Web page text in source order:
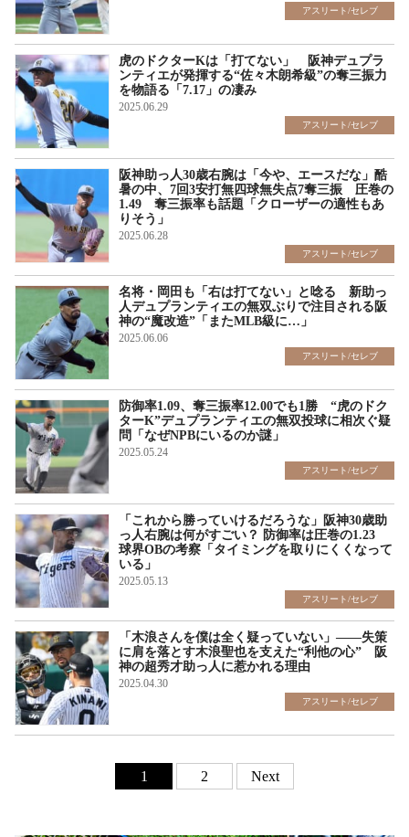
アスリート/セレブ
虎のドクターKは「打てない」 阪神デュプラ
ンティエが発揮する“佐々木朗希級”の奪三振力
を物語る「7.17」の凄み
2025.06.29
アスリート/セレブ
阪神助っ人30歳右腕は「今や、エースだな」酷
暑の中、7回3安打無四球無失点7奪三振 圧巻の
1.49 奪三振率も話題「クローザーの適性もあ
りそう」
2025.06.28
アスリート/セレブ
名将・岡田も「右は打てない」と唸る 新助っ
人デュプランティエの無双ぶりで注目される阪
神の“魔改造”「またMLB級に…」
2025.06.06
アスリート/セレブ
防御率1.09、奪三振率12.00でも1勝 “虎のドク
ターK”デュプランティエの無双投球に相次ぐ疑
問「なぜNPBにいるのか謎」
2025.05.24
アスリート/セレブ
「これから勝っていけるだろうな」阪神30歳助
っ人右腕は何がすごい？ 防御率は圧巻の1.23
球界OBの考察「タイミングを取りにくくなって
いる」
2025.05.13
アスリート/セレブ
「木浪さんを僕は全く疑っていない」――失策
に肩を落とす木浪聖也を支えた“利他の心” 阪
神の超秀才助っ人に惹かれる理由
2025.04.30
アスリート/セレブ
1 2 Next